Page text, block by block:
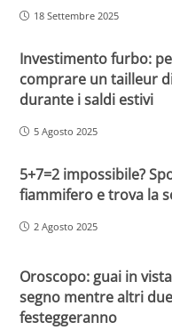
18 Settembre 2025
Investimento furbo:
comprare un tailleur
durante i saldi estivi
5 Agosto 2025
5+7=2 impossibile?
fiammifero e trova la
2 Agosto 2025
Oroscopo: guai in
segno mentre altri due
festeggeranno